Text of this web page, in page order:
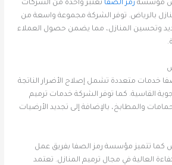
مؤسسة رمز الصفا تعتبر واحدة من الشركات
بالرياض. توفر الشركة مجموعة واسعة من
وتحسين المنازل، مما يضمن حصول العملاء
خدمات متعددة تشمل إصلاح الأضرار الناتجة
القاسية. كما توفر الشركة خدمات ترميم
والمطابخ، بالإضافة إلى تجديد الأرضيات
كما تتميز مؤسسة رمز الصفا بفريق عمل
العالية في مجال ترميم المنازل. تعتمد